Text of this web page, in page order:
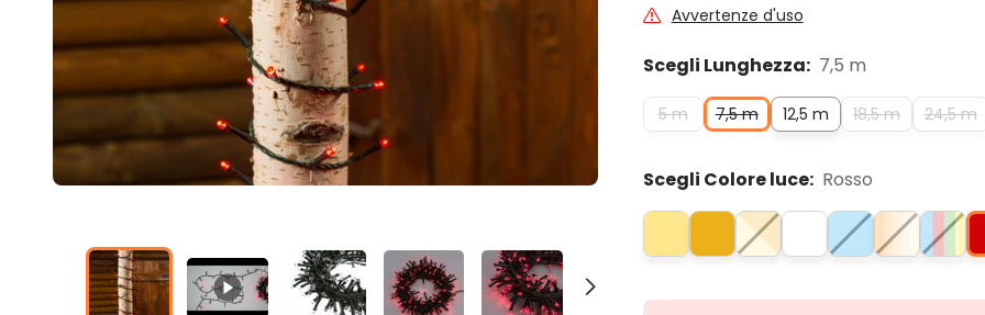
Avvertenze d'uso
Scegli Lunghezza: 7,5 m
5 m 7,5 m 12,5 m 18,5 m 24,5 m
Scegli Colore luce: Rosso